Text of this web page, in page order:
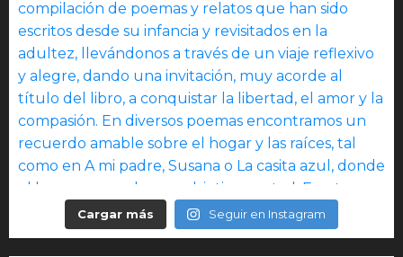
Cargar más Seguir en Instagram